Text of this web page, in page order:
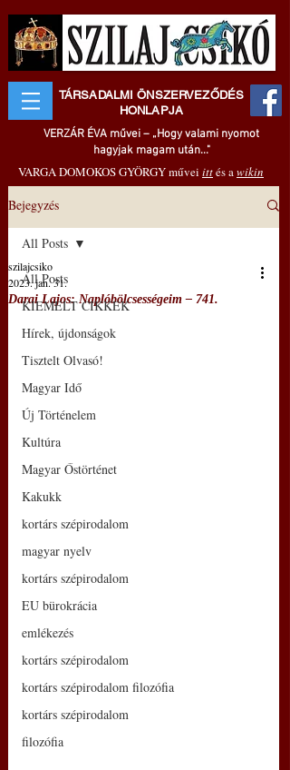
TÁRSADALMI ÖNSZERVEZŐDÉS
HONLAPJA
VERZÁR ÉVA művei – „Hogy valami nyomot
hagyjak magam után..."
VARGA DOMOKOS GYÖRGY művei ittés awikin
Bejegyzés
All Posts
KIEMELT CIKKEK
Hírek, újdonságok
Tisztelt Olvasó!
Magyar Idő
Új Történelem
Kultúra
Magyar Őstörténet
Kakukk
kortárs szépirodalom
magyar nyelv
kortárs szépirodalom
EU bürokrácia
emlékezés
kortárs szépirodalom
kortárs szépirodalom filozófia
kortárs szépirodalom
filozófia
All Posts
Darai Lajos: Naplóbölcsességeim – 741.
szilajcsiko
2023. jan. 31.